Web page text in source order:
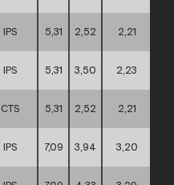
IPS 5,31 2,52 2,21
IPS 5,31 3,50 2,23
CTS 5,31 2,52 2,21
IPS 7,09 3,94 3,20